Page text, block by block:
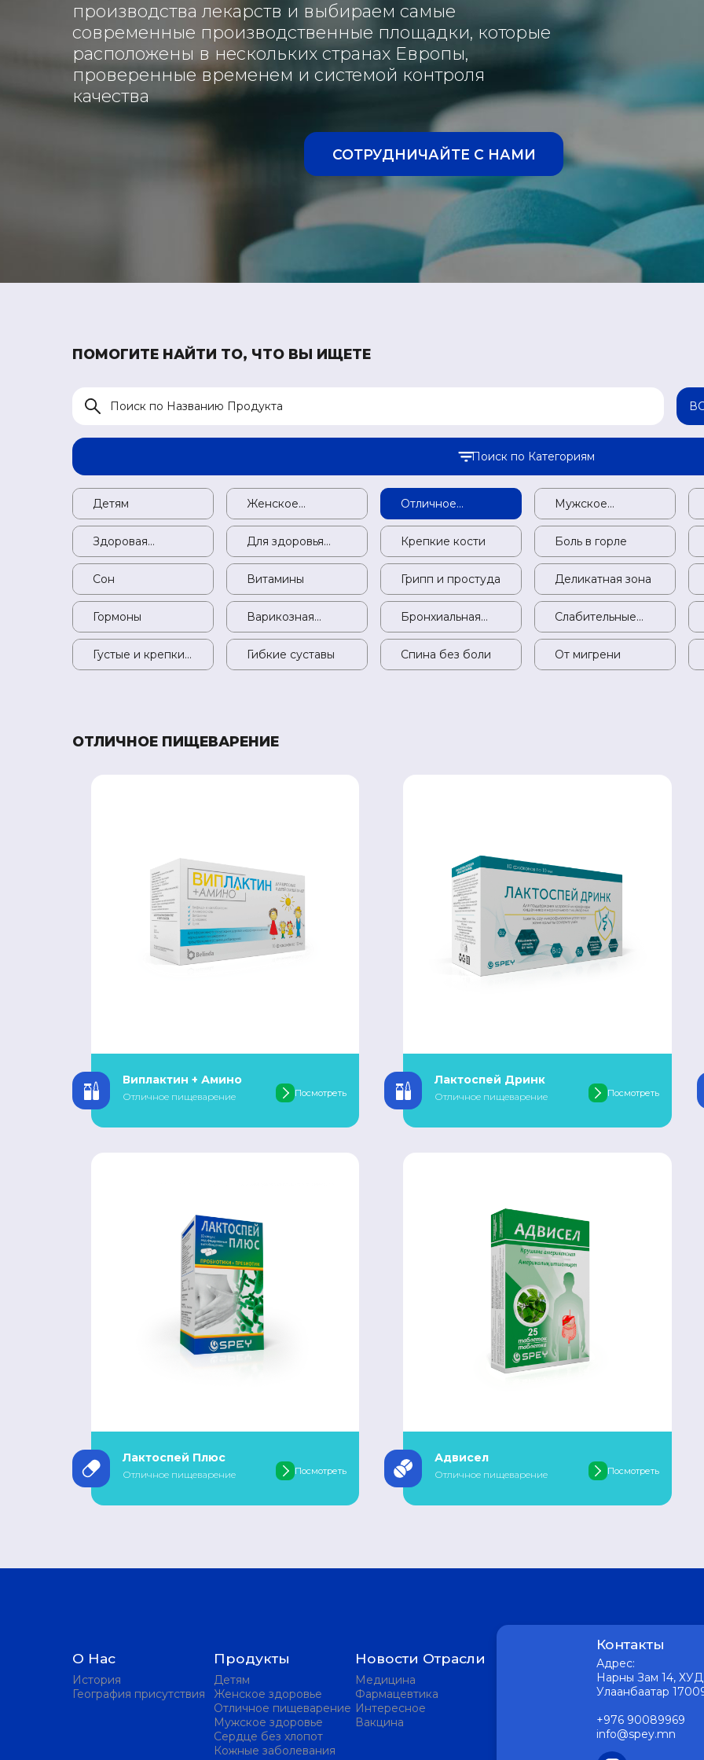
производства лекарств и выбираем самые
современные производственные площадки, которые
расположены в нескольких странах Европы,
проверенные временем и системой контроля
качества
СОТРУДНИЧАЙТЕ С НАМИ
ПОМОГИТЕ НАЙТИ ТО, ЧТО ВЫ ИЩЕТЕ
Поиск по Категориям
Детям Детям
Женское
здоровье
Женское
здоровье
Отличное
пищеварение
Отличное
пищеварение
Мужское
здоровье
Здоровая
психика
Здоровая
психика
Для здоровья
печени
Для здоровья
печени
Крепкие кости Крепкие кости
Боль в горле
Сон СонВитамины Витамины
Грипп и простуда Грипп и простуда
Деликатная зона
Гормоны
Гормоны
Варикозная
болезнь
Варикозная
болезнь
Бронхиальная
астма
Бронхиальная
астма
Слабительные
средства
Густые и крепкие
волосы
Густые и крепкие
волосы
Гибкие суставы Гибкие суставы
Спина без боли Спина без боли
От мигрени
ОТЛИЧНОЕ ПИЩЕВАРЕНИЕ
Виплактин + Амино
Отличное пищеварение Посмотреть
Лактоспей Дринк
Отличное пищеварение Посмотреть
Лактоспей Плюс
Отличное пищеварение Посмотреть
Адвисел
Отличное пищеварение Посмотреть
О Нас
История
География присутствия
Продукты
Детям
Женское здоровье
Отличное пищеварение
Мужское здоровье
Сердце без хлопот
Кожные заболевания
Новости Отрасли
Медицина
Фармацевтика
Интересное
Вакцина
Контакты
Адрес:
Нарны Зам 14, ХУД
Улаанбаатар
+976 90089969
info@spey.mn